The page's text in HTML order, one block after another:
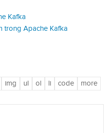
Kafka
trong Apache Kafka